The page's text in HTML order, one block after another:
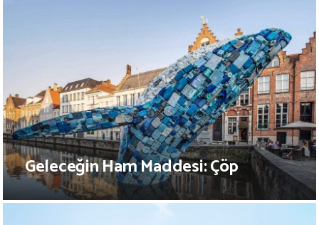
Geleceğin Ham Maddesi: Çöp